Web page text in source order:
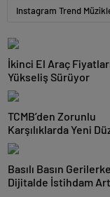
Instagram Trend
İkinci El Araç
Yükseliş Sürüyor
TCMB’den Zorunlu
Karşılıklarda Yeni
Basılı Basın
Dijitalde İstihdam